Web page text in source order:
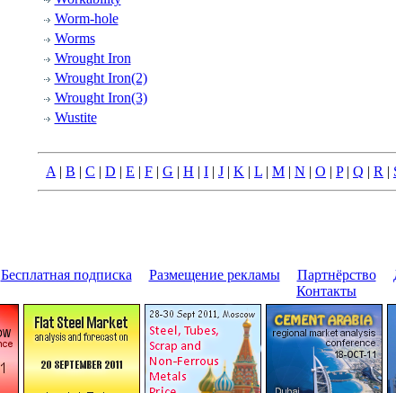
Worm-hole
Worms
Wrought Iron
Wrought Iron(2)
Wrought Iron(3)
Wustite
A | B | C | D | E | F | G | H | I | J | K | L | M | N | O | P| Q | R |
Бесплатная подписка Размещение pекламы| Паpтнёpство|
Контакты